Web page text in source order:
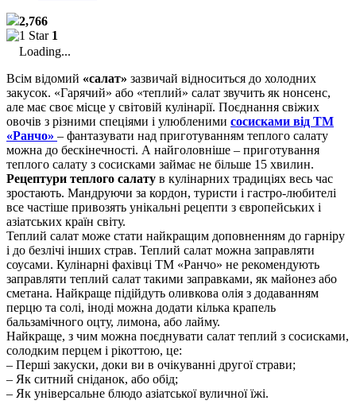
2,766
1
Loading...
Всім відомий «салат» зазвичай відноситься до холодних
закусок. «Гарячий» або «теплий» салат звучить як нонсенс,
але має своє місце у світовій кулінарії. Поєднання свіжих
овочів з різними спеціями і улюбленими сосисками від ТМ
«Ранчо» – фантазувати над приготуванням теплого салату
можна до бескінечності. А найголовніше – приготування
теплого салату з сосисками займає не більше 15 хвилин.
Рецептури теплого салату в кулінарних традиціях весь час
зростають. Мандруючи за кордон, туристи і гастро-любителі
все частіше привозять унікальні рецепти з європейських і
азіатських країн світу.
Теплий салат може стати найкращим доповненням до гарніру
і до безлічі інших страв. Теплий салат можна заправляти
соусами. Кулінарні фахівці ТМ «Ранчо» не рекомендують
заправляти теплий салат такими заправками, як майонез або
сметана. Найкраще підійдуть оливкова олія з додаванням
перцю та солі, іноді можна додати кілька крапель
бальзамічного оцту, лимона, або лайму.
Найкраще, з чим можна поєднувати салат теплий з сосисками,
солодким перцем і рікоттою, це:
– Перші закуски, доки ви в очікуванні другої страви;
– Як ситний сніданок, або обід;
– Як універсальне блюдо азіатської вуличної їжі.